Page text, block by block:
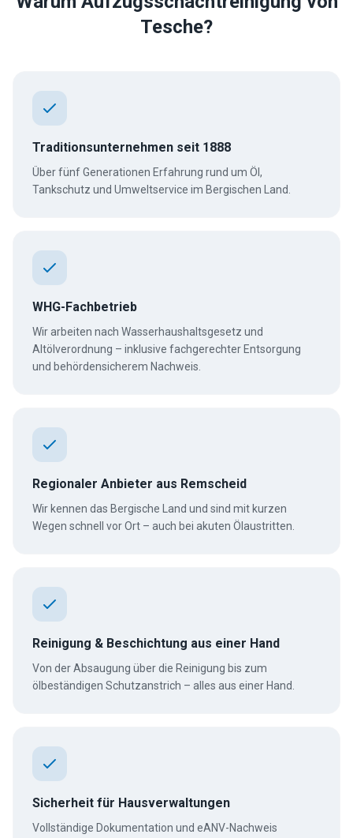
Tesche?
Traditionsunternehmen seit 1888
Über fünf Generationen Erfahrung rund um Öl,
Tankschutz und Umweltservice im Bergischen Land.
WHG-Fachbetrieb
Wir arbeiten nach Wasserhaushaltsgesetz und
Altölverordnung – inklusive fachgerechter Entsorgung
und behördensicherem Nachweis.
Regionaler Anbieter aus Remscheid
Wir kennen das Bergische Land und sind mit kurzen
Wegen schnell vor Ort – auch bei akuten Ölaustritten.
Reinigung & Beschichtung aus einer Hand
Von der Absaugung über die Reinigung bis zum
ölbeständigen Schutzanstrich – alles aus einer Hand.
Sicherheit für Hausverwaltungen
Vollständige Dokumentation und eANV-Nachweis